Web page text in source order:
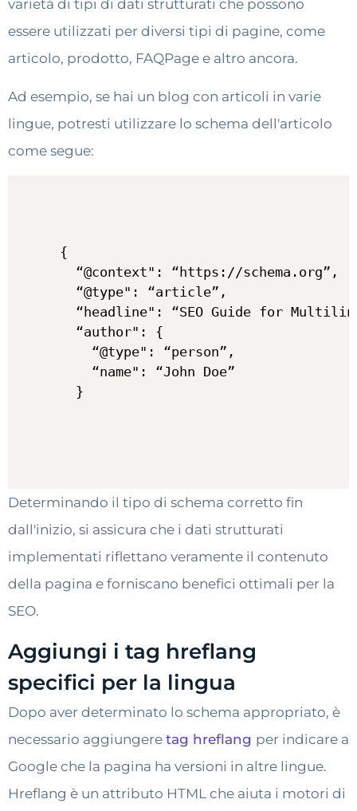
varietà di tipi di dati strutturati che possono
essere utilizzati per diversi tipi di pagine, come
articolo, prodotto, FAQPage e altro ancora.
Ad esempio, se hai un blog con articoli in varie
lingue, potresti utilizzare lo schema dell'articolo
come segue:
{
  “@context": “https://schema.org”,
  “@type": “article”,
“headline": “SEO Guide for
  “author": {
    “@type": “person”,
    “name": “John Doe”
Determinando il tipo di schema corretto fin
dall'inizio, si assicura che i dati strutturati
implementati riflettano veramente il contenuto
della pagina e forniscano benefici ottimali per la
SEO.
Aggiungi i tag hreflang
specifici per la lingua
Dopo aver determinato lo schema appropriato, è
necessario aggiungere tag hreflang per indicare a
Google che la pagina ha versioni in altre lingue.
Hreflang è un attributo HTML che aiuta i motori di